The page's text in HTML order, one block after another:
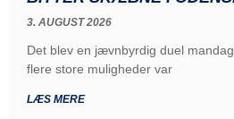
3. AUGUST 2026
Det blev en jævnbyrdig duel
flere store muligheder var
LÆS MERE